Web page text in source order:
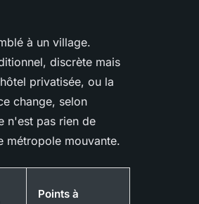
à un village.
discrète mais
privatisée, ou la
change, selon
n'est pas rien de
métropole mouvante.
Points à